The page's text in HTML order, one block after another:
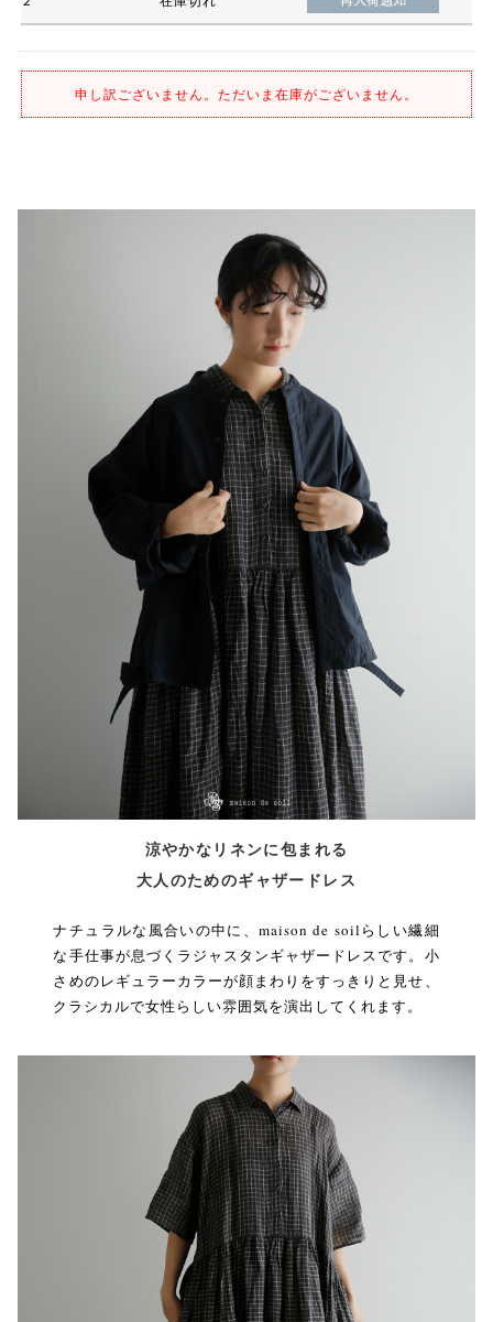
申し訳ございません。ただいま在庫がございません。
涼やかなリネンに包まれる
大人のためのギャザードレス
ナチュラルな風合いの中に、maison de soilらしい繊細
な手仕事が息づくラジャスタンギャザードレスです。小
さめのレギュラーカラーが顔まわりをすっきりと見せ、
クラシカルで女性らしい雰囲気を演出してくれます。